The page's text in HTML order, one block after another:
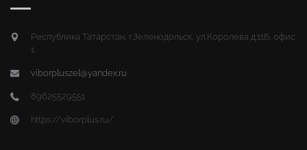
Республика Татарстан, г.Зеленодольск, ул.Королева д.11Б, офис
1
viborpluszel@yandex.ru
89625529551
https://viborplus.ru/